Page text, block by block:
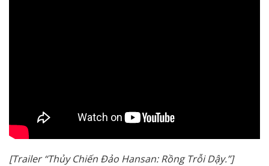
[Trailer “Thủy Chiến Đảo Hansan: Rồng Trỗi Dậy.”]